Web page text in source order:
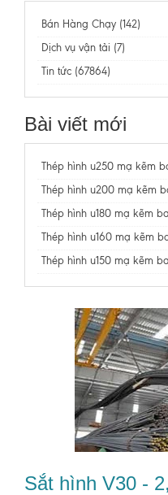
Bán Hàng Chạy (142)
Dịch vụ vận tải (7)
Tin tức (67864)
Bài viết mới
Thép hình u250 mạ kẽm
Thép hình u200 mạ kẽm
Thép hình u180 mạ kẽm
Thép hình u160 mạ kẽm
Thép hình u150 mạ kẽm
Sắt hình V30 -